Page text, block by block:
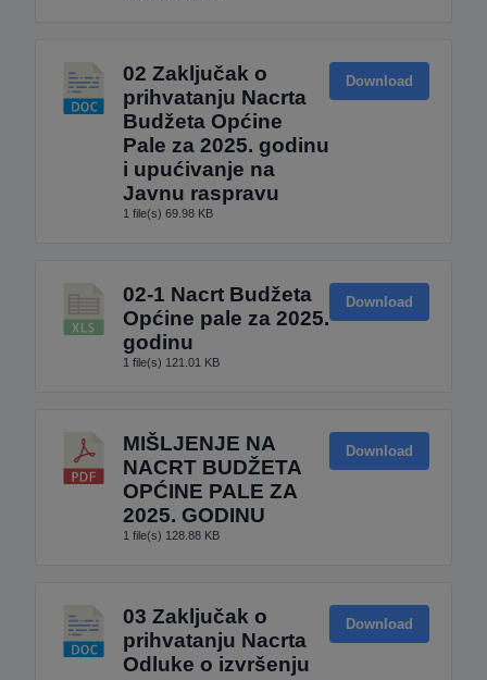
02 Zaključak o
prihvatanju Nacrta
Budžeta Općine
Pale za 2025. godinu
i upućivanje na
Javnu raspravu
1 file(s) 69.98 KB
Download
02-1 Nacrt Budžeta
Općine pale za 2025.
godinu
1 file(s) 121.01 KB
Download
MIŠLJENJE NA
NACRT BUDŽETA
OPĆINE PALE ZA
2025. GODINU
1 file(s) 128.88 KB
Download
03 Zaključak o
prihvatanju Nacrta
Odluke o izvršenju
Download